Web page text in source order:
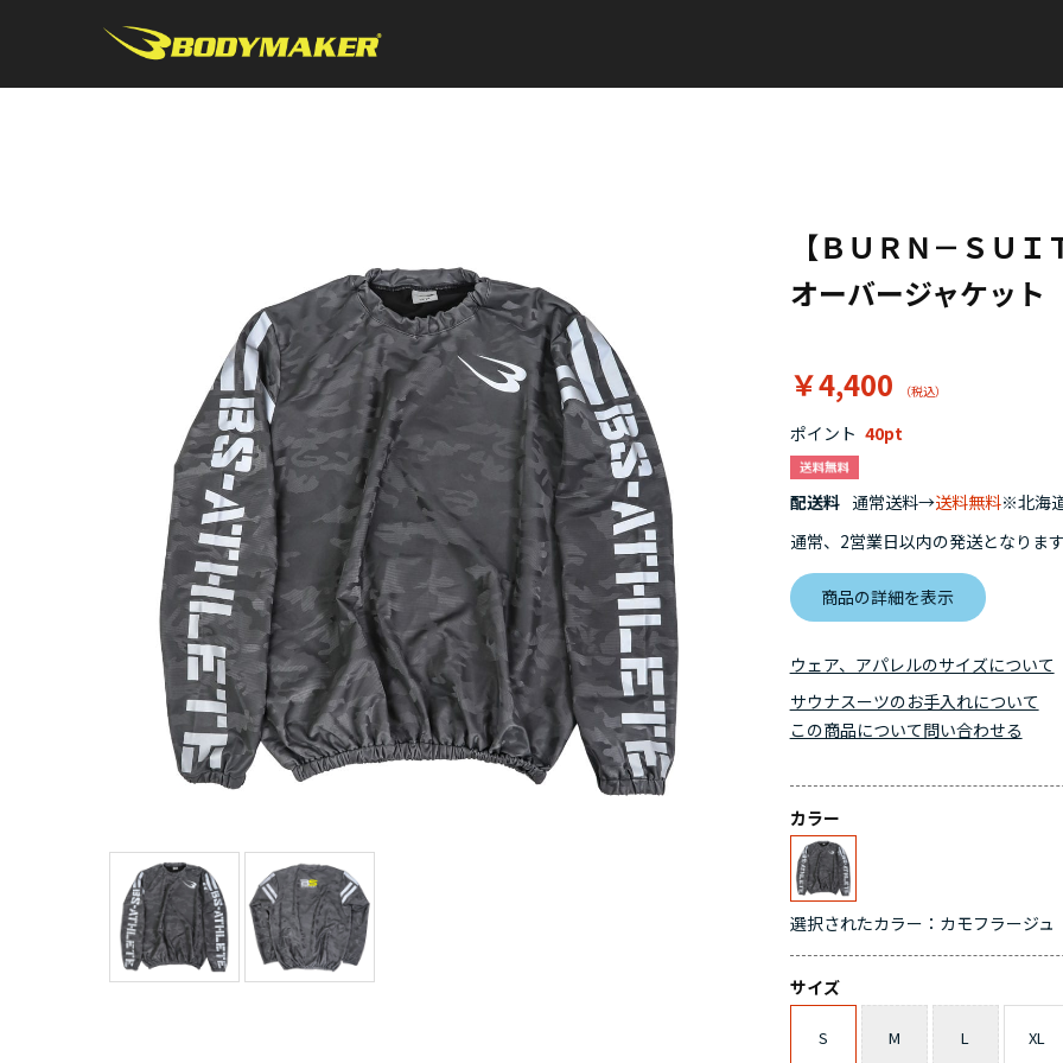
【ＢＵＲＮ－ＳＵ
オーバージャケット
￥4,400
ポイント 40
配送料 通常送料→送料無料※北海
通常、2営業日以内の発送となります
商品の詳細を表示
ウェア、アパレルのサイズについて
サウナスーツのお手入れについて
カラー
選択されたカラー：カモフラージュ
サイズ
S M L XL
この商品について問い合わせる